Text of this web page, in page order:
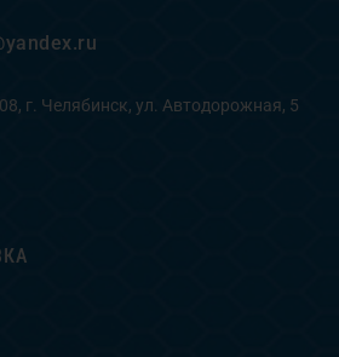
г. Челябинск, ул. Автодорожная, 5